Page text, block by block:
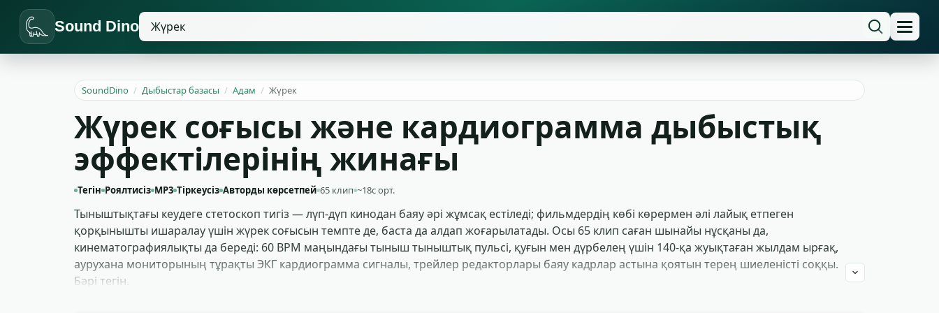
Sound Dino
SoundDino / Дыбыстар базасы / Адам / Жүрек
Жүрек соғысы және кардиограмма дыбыстық
эффектілерінің жинағы
Тегін Роялтисіз MP3 Тіркеусіз Авторды көрсетпей 65 клип ~18с орт.
Тыныштықтағы кеудеге стетоскоп тигіз — лүп-дүп кинодан баяу әрі жұмсақ естіледі; фильмдердің көбі көрермен әлі лайық етпеген
қорқынышты ишаралау үшін жүрек соғысын темпте де, баста да алдап жоғарылатады. Осы 65 клип саған шынайы нұсқаны да,
кинематографиялықты да береді: 60 BPM маңындағы тыныш тыныштық пульсі, қуғын мен дүрбелең үшін 140-қа жуықтаған жылдам ырғақ,
аурухана мониторының тұрақты ЭКГ кардиограмма сигналы, трейлер редакторлары баяу кадрлар астына қоятын терең шиеленісті соққы.
Бәрі тегін.